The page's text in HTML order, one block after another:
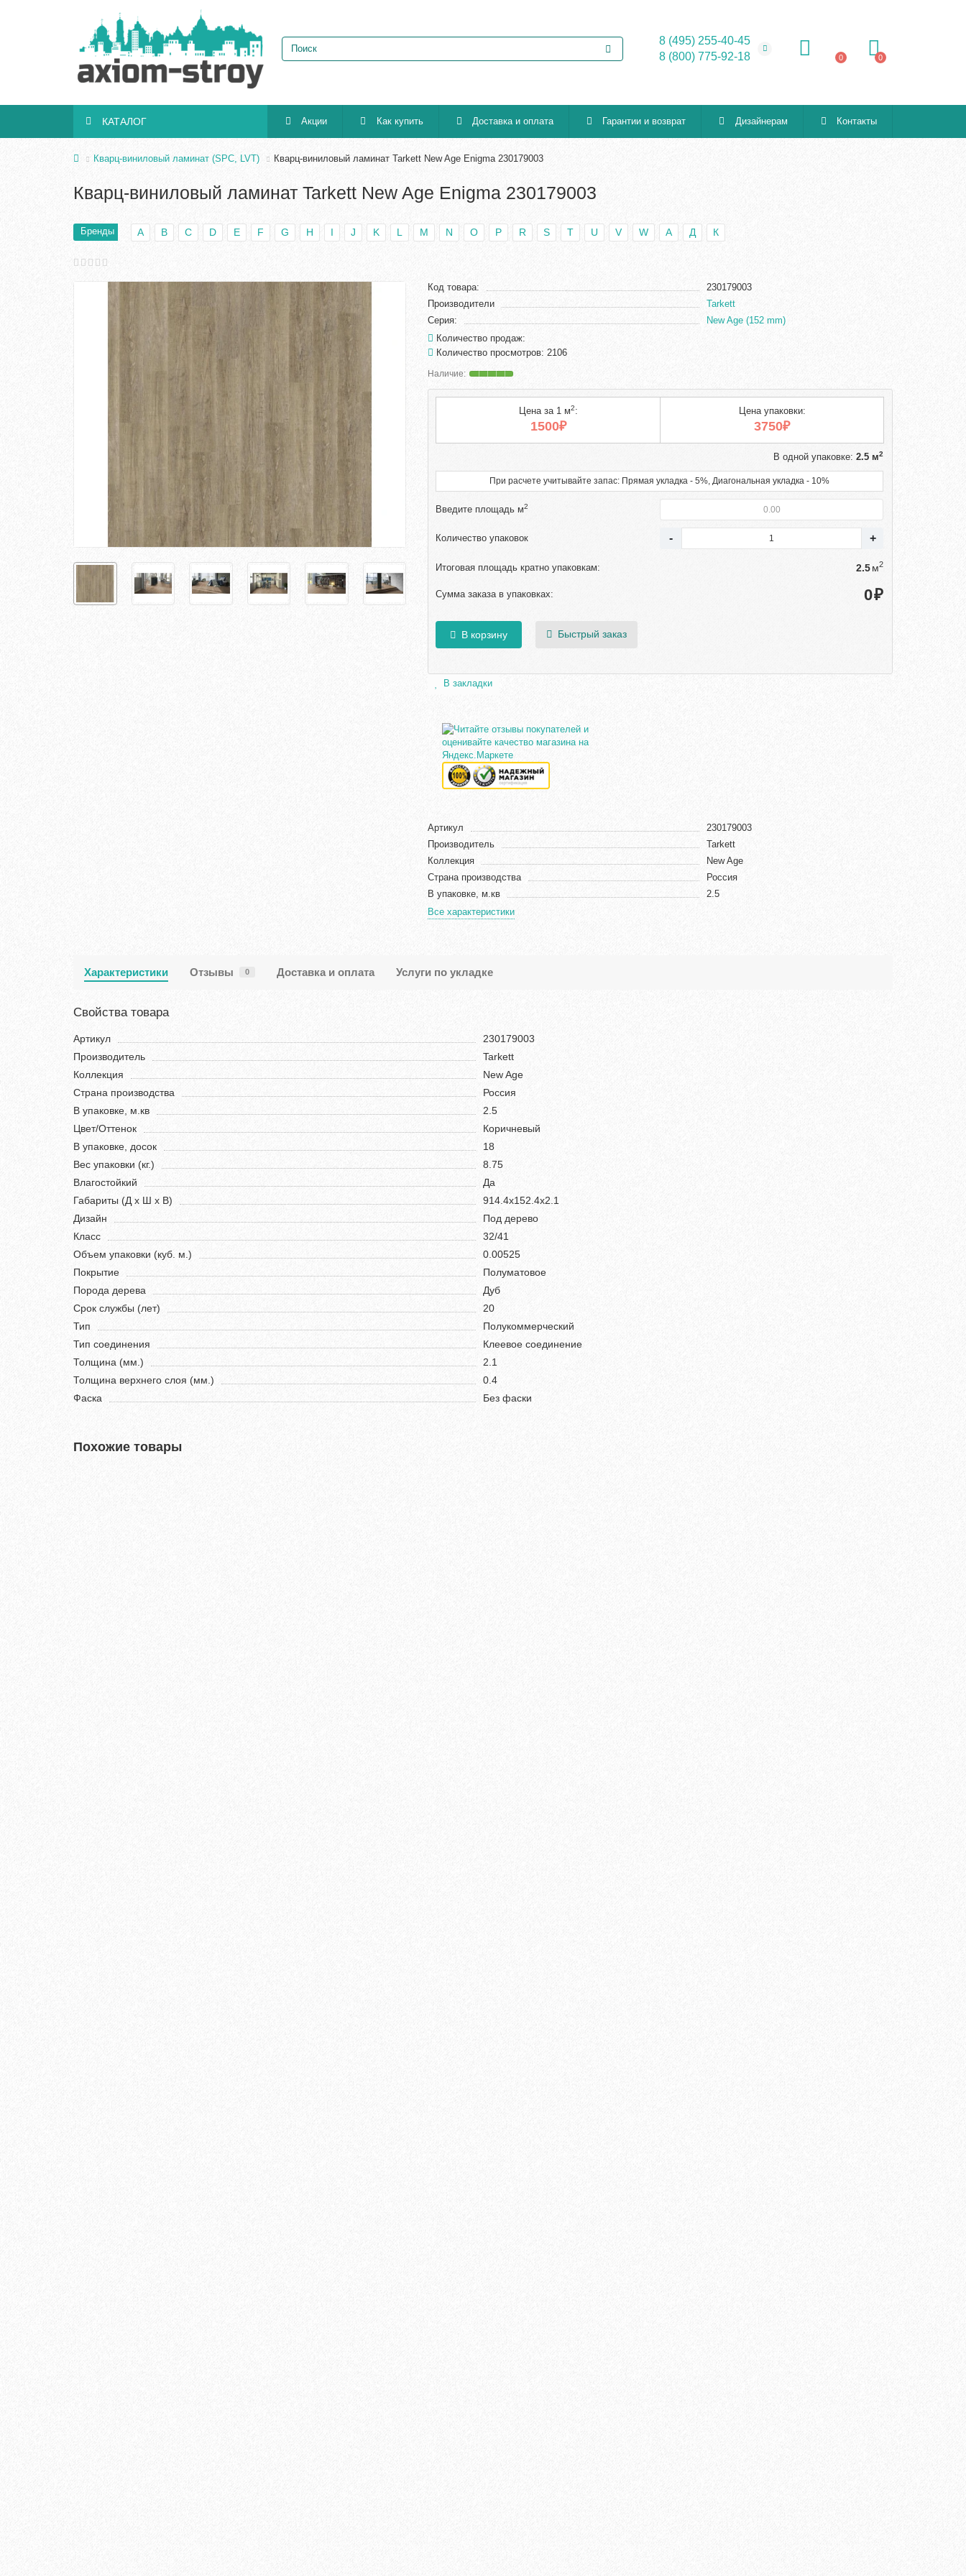
8 (495) 255-40-45
8 (800) 775-92-18
0 0
КАТАЛОГ Акции Как купить Доставка и оплата Гарантии и возврат Дизайнерам Контакты
Кварц-виниловый ламинат (SPC, LVT) Кварц-виниловый ламинат Tarkett New Age Enigma 230179003
Кварц-виниловый ламинат Tarkett New Age Enigma 230179003
Бренды A B C D E F G H I J K L M N O P R S T U V W А Д К
Код товара:
230179003
Производители
Tarkett
Серия:
New Age (152 mm)
Количество продаж:
Количество просмотров: 2106
Цена за 1 м2:
1500₽
Цена упаковки:
3750₽
В одной упаковке:2.5 м2
При расчете учитывайте запас: Прямая укладка - 5%, Диагональная укладка - 10%
Введите площадь м2
Количество упаковок
Итоговая площадь кратно упаковкам: м2
Сумма заказа в упаковках: ₽
В корзину Быстрый заказ
В закладки
Артикул
230179003
Производитель
Tarkett
Коллекция
New Age
Страна производства
Россия
В упаковке, м.кв
2.5
Все характеристики
Характеристики Отзывы 0 Доставка и оплата Услуги по укладке
Свойства товара
Артикул
230179003
Производитель
Tarkett
Коллекция
New Age
Страна производства
Россия
В упаковке, м.кв
2.5
Цвет/Оттенок
Коричневый
В упаковке, досок
18
Вес упаковки (кг.)
8.75
Влагостойкий
Да
Габариты (Д х Ш х В)
914.4х152.4х2.1
Дизайн
Под дерево
Класс
32/41
Объем упаковки (куб. м.)
0.00525
Покрытие
Полуматовое
Порода дерева
Дуб
Срок службы (лет)
20
Тип
Полукоммерческий
Тип соединения
Клеевое соединение
Толщина (мм.)
2.1
Толщина верхнего слоя (мм.)
0.4
Фаска
Без фаски
Похожие товары